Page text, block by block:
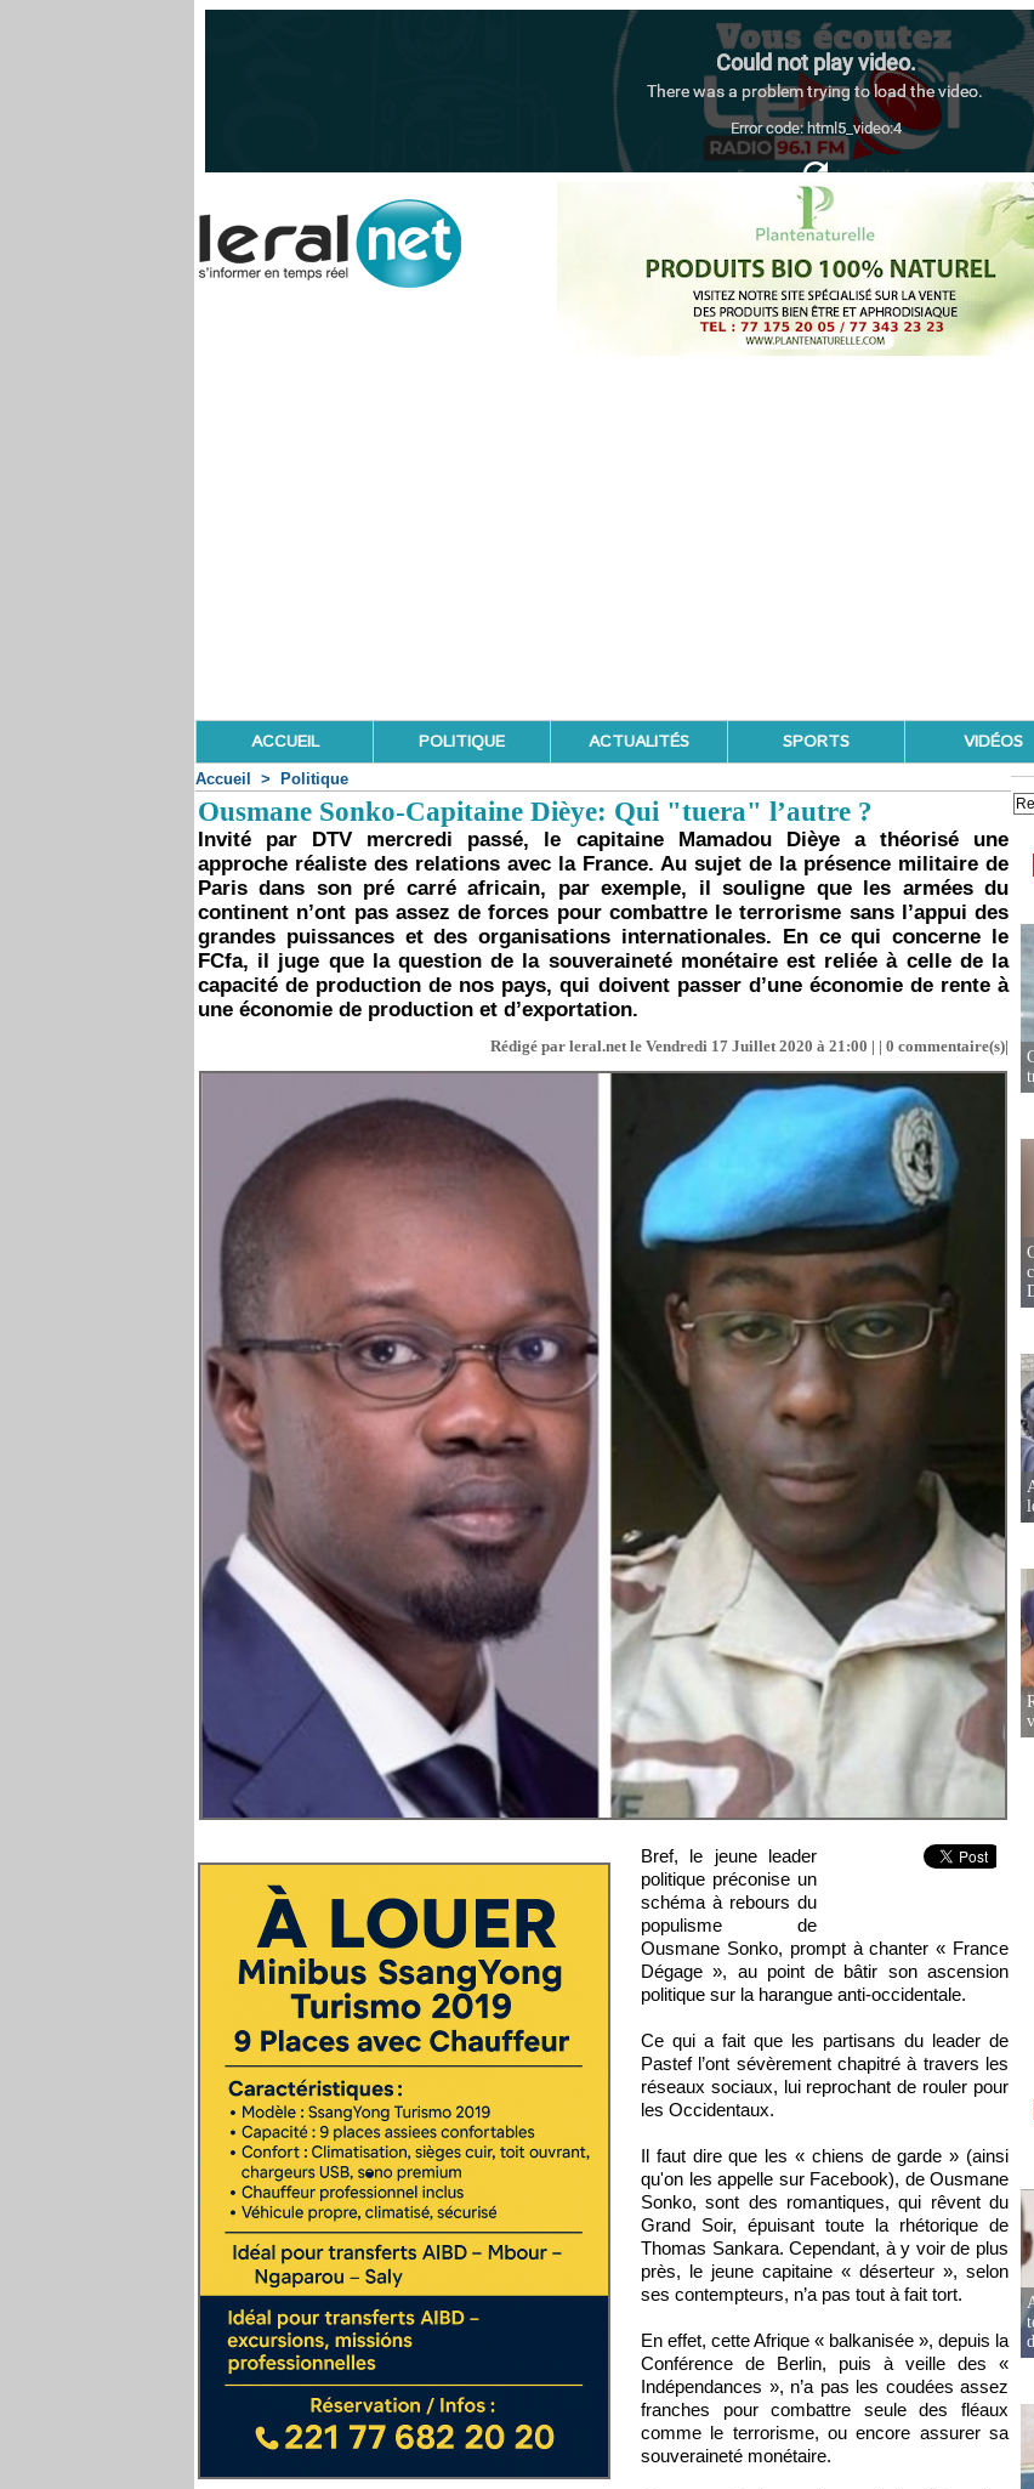
ACCUEIL POLITIQUE ACTUALITÉS SPORTS VIDÉOS
Accueil > Politique
Ousmane Sonko-Capitaine Dièye: Qui "tuera" l’autre ?
Invité par DTV mercredi passé, le capitaine Mamadou Dièye a théorisé une
approche réaliste des relations avec la France. Au sujet de la présence militaire de
Paris dans son pré carré africain, par exemple, il souligne que les armées du
continent n’ont pas assez de forces pour combattre le terrorisme sans l’appui des
grandes puissances et des organisations internationales. En ce qui concerne le
FCfa, il juge que la question de la souveraineté monétaire est reliée à celle de la
capacité de production de nos pays, qui doivent passer d’une économie de rente à
une économie de production et d’exportation.
Rédigé par leral.net le Vendredi 17 Juillet 2020 à 21:00 | | 0 commentaire(s)|
Bref, le jeune leader
politique préconise un
schéma à rebours du
populisme de
Ousmane Sonko, prompt à chanter « France
Dégage », au point de bâtir son ascension
politique sur la harangue anti-occidentale.
Ce qui a fait que les partisans du leader de
Pastef l’ont sévèrement chapitré à travers les
réseaux sociaux, lui reprochant de rouler pour
les Occidentaux.
Il faut dire que les « chiens de garde » (ainsi
qu'on les appelle sur Facebook), de Ousmane
Sonko, sont des romantiques, qui rêvent du
Grand Soir, épuisant toute la rhétorique de
Thomas Sankara. Cependant, à y voir de plus
près, le jeune capitaine « déserteur », selon
ses contempteurs, n’a pas tout à fait tort.
En effet, cette Afrique « balkanisée », depuis la
Conférence de Berlin, puis à veille des «
Indépendances », n’a pas les coudées assez
franches pour combattre seule des fléaux
comme le terrorisme, ou encore assurer sa
souveraineté monétaire.